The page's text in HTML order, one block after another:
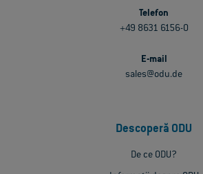
Telefon
+49 8631 6156-0
E-mail
sales@odu.de
Descoperă ODU
De ce ODU?